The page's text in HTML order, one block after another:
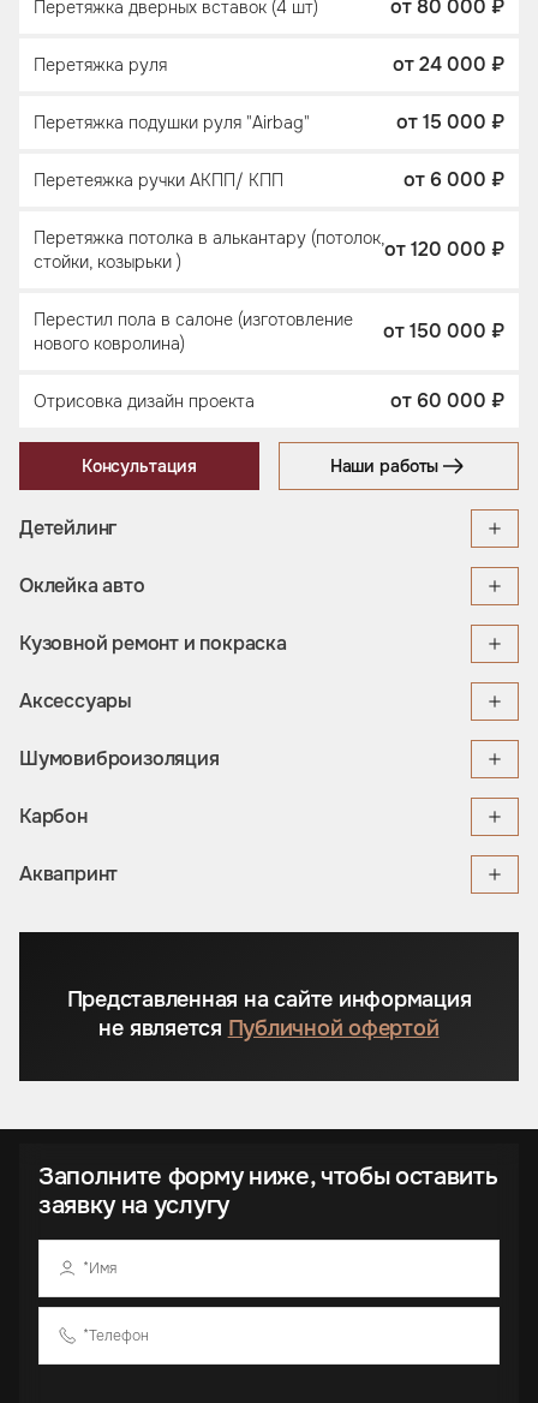
Перетяжка дверных вставок (4 шт) от 80 000 ₽
Перетяжка руля от 24 000 ₽
Перетяжка подушки руля "Airbag" от 15 000 ₽
Перетеяжка ручки АКПП/ КПП от 6 000 ₽
Перетяжка потолка в алькантару (потолок,
стойки, козырьки )
от 120 000 ₽
Перестил пола в салоне (изготовление
нового ковролина)
от 150 000 ₽
Отрисовка дизайн проекта от 60 000 ₽
Консультация Наши работы
Дeтейлинг
Оклейка авто
Кузовной ремонт и покраска
Аксессуары
Шумовиброизоляция
Карбон
Аквапринт
Представленная на сайте информация
не является Публичной офертой
Заполните форму ниже, чтобы оставить
заявку на услугу